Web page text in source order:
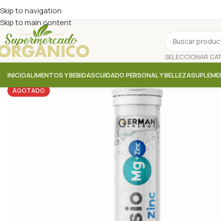
Skip to navigation
Skip to main content
INICIOALIMENTOS Y BEBIDASCUIDADO PERSONAL Y BELLEZA
AGOTADO